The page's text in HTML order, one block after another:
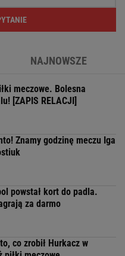
NAJNOWSZE
meczowe. Bolesna
[ZAPIS RELACJI]
Znamy godzinę meczu Iga
powstał kort do padla.
za darmo
co zrobił Hurkacz w